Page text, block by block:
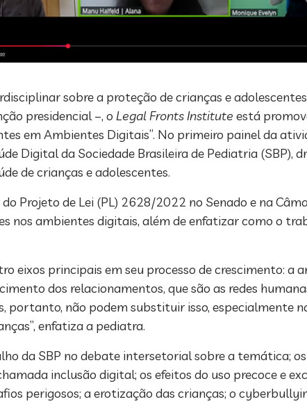
sobre a proteção de crianças e
presidencial –, o Legal Fronts Institute está
em Ambientes Digitais”. No primeiro painel da
Digital da Sociedade Brasileira de Pediatria (SBP),
de crianças e adolescentes.
Projeto de Lei (PL) 2628/2022 no Senado e na
nos ambientes digitais, além de enfatizar como o
eixos principais em seu processo de crescimento: a
dos relacionamentos, que são as redes
portanto, não podem substituir isso, especialmente
enfatiza a pediatra.
da SBP no debate intersetorial sobre a temática;
inclusão digital; os efeitos do uso precoce e
perigosos; a erotização das crianças; o